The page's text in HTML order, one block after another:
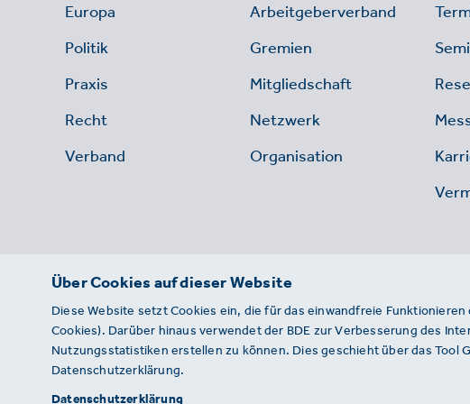
Europa
Politik
Praxis
Recht
Verband
Arbeitgeberverband
Gremien
Mitgliedschaft
Netzwerk
Organisation
© 2026 · BDE
Über Cookies auf dieser Website
Diese Website setzt Cookies ein, die für das einwandfreie
Cookies). Darüber hinaus verwendet der BDE zur Verbesserung des
Nutzungsstatistiken erstellen zu können. Dies geschieht über das Tool
Datenschutzerklärung.
Datenschutzerklärung